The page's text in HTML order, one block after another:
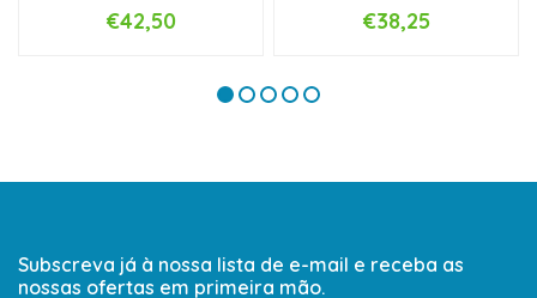
€42,50 €38,25
Subscreva já à nossa lista de e-mail e receba as
nossas ofertas em primeira mão.